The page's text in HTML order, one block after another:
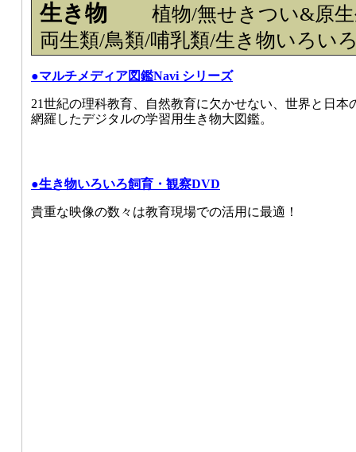
生き物 植物/無せきつい&原
両生類/鳥類/哺乳類/生き物いろい
●マルチメディア図鑑Navi シリーズ
21世紀の理科教育、自然教育に欠かせない、世界と日本
網羅したデジタルの学習用生き物大図鑑。
●生き物いろいろ飼育・観察DVD
貴重な映像の数々は教育現場での活用に最適！